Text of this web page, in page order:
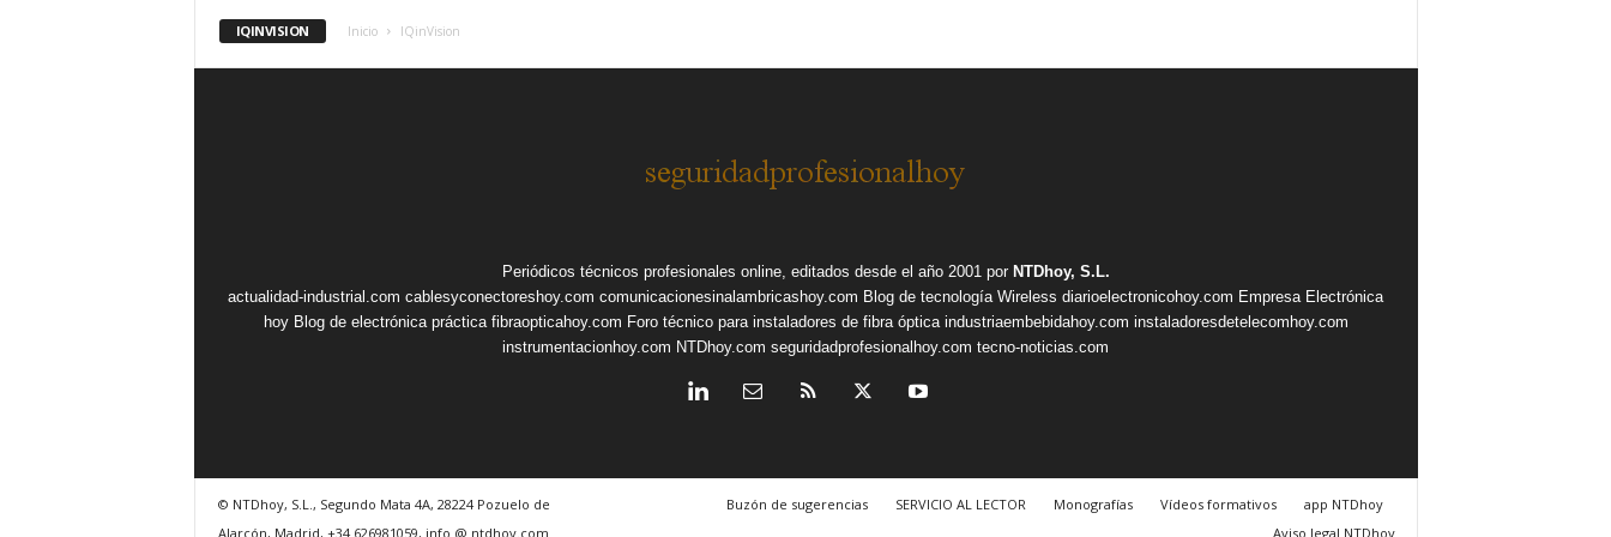
IQINVISION Inicio IQinVision
Periódicos técnicos profesionales online, editados desde el año 2001 por NTDhoy, S.L.
actualidad-industrial.com cablesyconectoreshoy.com comunicacionesinalambricashoy.com Blog de tecnología Wireless diarioelectronicohoy.com Empresa Electrónica
hoy Blog de electrónica práctica fibraopticahoy.com Foro técnico para instaladores de fibra óptica industriaembebidahoy.com instaladoresdetelecomhoy.com
instrumentacionhoy.com NTDhoy.com seguridadprofesionalhoy.com tecno-noticias.com
Buzón de sugerencias SERVICIO AL LECTOR Monografías Vídeos formativos
app NTDhoy
Aviso legal NTDhoy
© NTDhoy, S.L., Segundo Mata 4A, 28224 Pozuelo de
Alarcón, Madrid, +34 626981059, info @ ntdhoy.com